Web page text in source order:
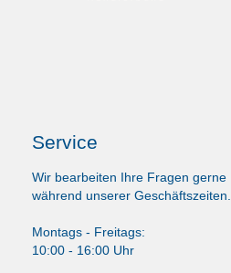
Service
Wir bearbeiten Ihre Fragen gerne
während unserer Geschäftszeiten.
Montags - Freitags:
10:00 - 16:00 Uhr